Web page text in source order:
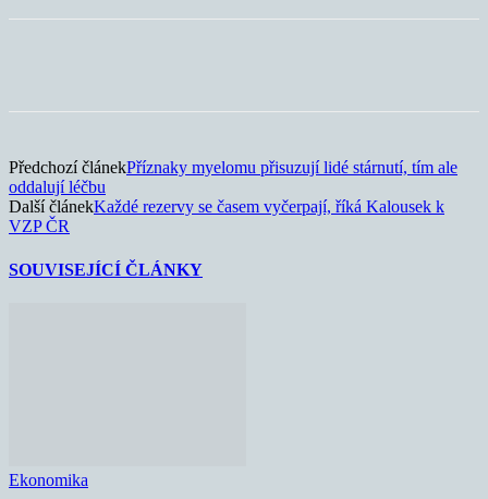
Předchozí článekPříznaky myelomu přisuzují lidé stárnutí, tím ale
oddalují léčbu
Další článekKaždé rezervy se časem vyčerpají, říká Kalousek k
VZP ČR
SOUVISEJÍCÍ ČLÁNKY
Ekonomika